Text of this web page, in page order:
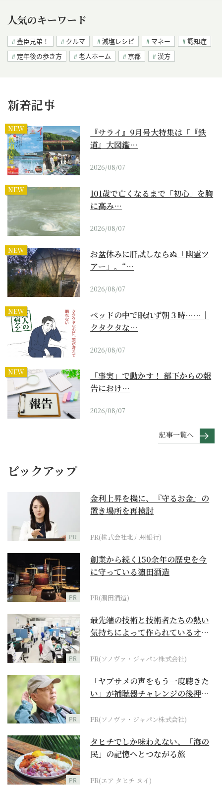
人気のキーワード
豊臣兄弟！ クルマ 減塩レシピ マネー
認知症
定年後の歩き方
老人ホーム 京都 漢方
新着記事
NEW
『サライ』9月号大特集は「『鉄
道』大図鑑…
2026/08/07
NEW
101歳で亡くなるまで「初心」を胸
に高み…
2026/08/07
NEW
お盆休みに肝試しならぬ「幽霊ツ
アー」。“…
2026/08/07
NEW
ベッドの中で眠れず朝３時……｜
クタクタな…
2026/08/07
NEW
「事実」で動かす！ 部下からの報
告におけ…
2026/08/07
記事一覧へ
ピックアップ
PR
金利上昇を機に、『守るお金』の
置き場所を再検討
PR(株式会社北九州銀行)
PR
創業から続く150余年の歴史を今
に守っている濵田酒造
PR(濵田酒造)
PR
最先端の技術と技術者たちの熱い
気持ちによって作られているオー
PR(ソノヴァ・ジャパン株式会社)
PR
「ヤブサメの声をもう一度聴きた
い」が補聴器チャレンジの後押し
PR(ソノヴァ・ジャパン株式会社)
PR
タヒチでしか味わえない、「海の
民」の記憶へとつながる旅
PR(エア タヒチ ヌイ)